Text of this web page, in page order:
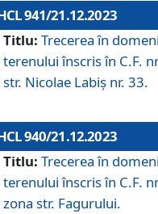
941/21.12.2023
Titlu: Trecerea în
terenului înscris în C.F.
str. Nicolae Labiș nr. 33.
940/21.12.2023
Titlu: Trecerea în
terenului înscris în C.F.
zona str. Fagurului.